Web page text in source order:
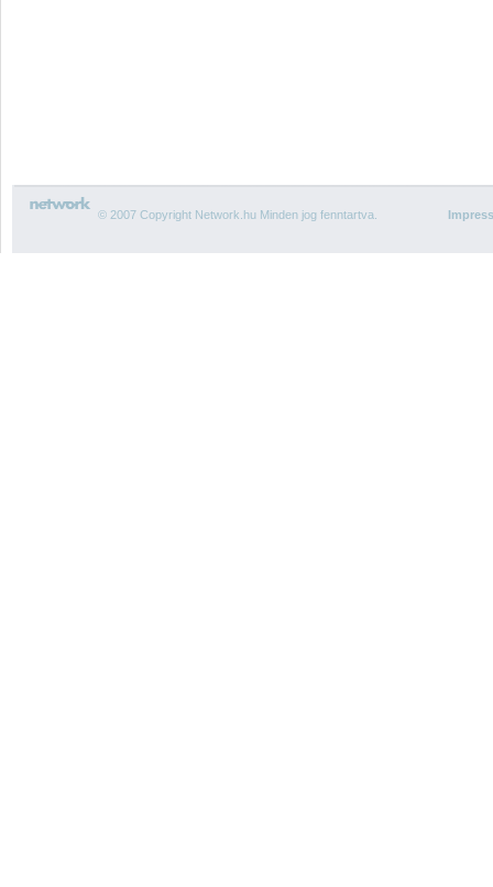
© 2007 Copyright Network.hu Minden jog fenntartva.